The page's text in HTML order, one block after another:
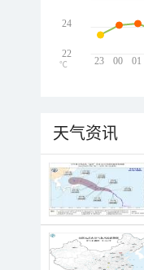
23 00 01
24
22
℃
天气资讯